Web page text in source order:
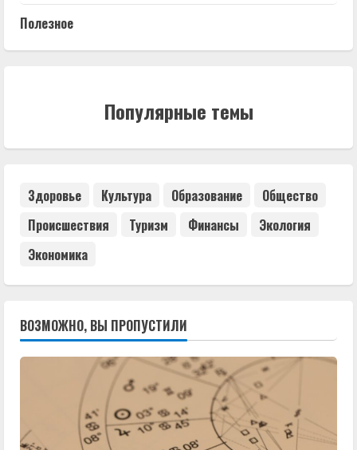
Полезное
Популярные темы
Здоровье Культура Образование
Общество
Происшествия
Туризм Финансы
Экология
Экономика
ВОЗМОЖНО, ВЫ ПРОПУСТИЛИ